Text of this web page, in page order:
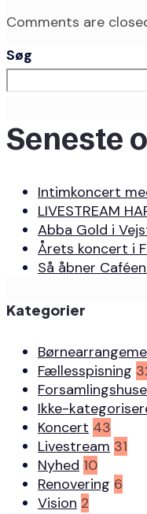
Comments are
Søg
Seneste
Intimkoncert
LIVESTREAM
Abba Gold i
Årets koncert i
Så åbner
Kategorier
Fællesspisning
Ikke-
Koncert 43
Livestream 31
Nyhed 10
Renovering 6
Vision 2